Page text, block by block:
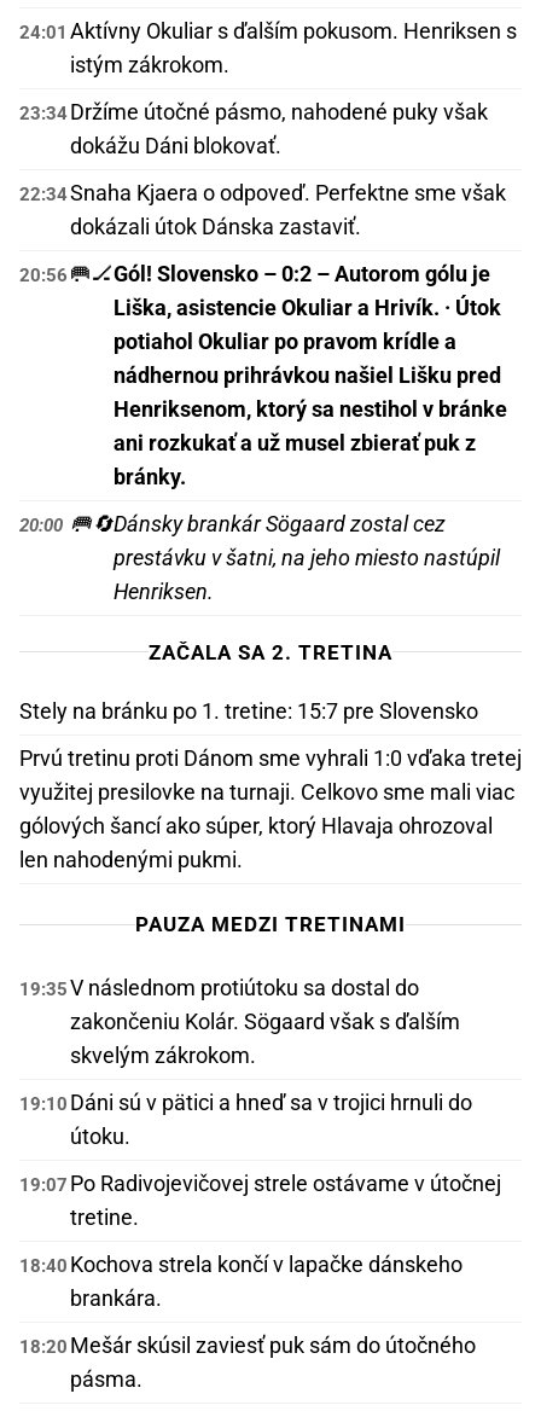
24:01 Aktívny Okuliar s ďalším pokusom. Henriksen s
istým zákrokom.
23:34Držíme útočné pásmo, nahodené puky však
dokážu Dáni blokovať.
22:34Snaha Kjaera o odpoveď. Perfektne sme však
dokázali útok Dánska zastaviť.
20:56 🥅🏒Gól! Slovensko – 0:2 – Autorom gólu je
Liška, asistencie Okuliar a Hrivík. · Útok
potiahol Okuliar po pravom krídle a
nádhernou prihrávkou našiel Lišku pred
Henriksenom, ktorý sa nestihol v bránke
ani rozkukať a už musel zbierať puk z
bránky.
20:00 🥅🔄Dánsky brankár Sögaard zostal cez
prestávku v šatni, na jeho miesto nastúpil
Henriksen.
ZAČALA SA 2. TRETINA
Stely na bránku po 1. tretine: 15:7 pre Slovensko
Prvú tretinu proti Dánom sme vyhrali 1:0 vďaka tretej
využitej presilovke na turnaji. Celkovo sme mali viac
gólových šancí ako súper, ktorý Hlavaja ohrozoval
len nahodenými pukmi.
PAUZA MEDZI TRETINAMI
19:35V následnom protiútoku sa dostal do
zakončeniu Kolár. Sögaard však s ďalším
skvelým zákrokom.
19:10 Dáni sú v pätici a hneď sa v trojici hrnuli do
útoku.
19:07 Po Radivojevičovej strele ostávame v útočnej
tretine.
18:40 Kochova strela končí v lapačke dánskeho
brankára.
18:20 Mešár skúsil zaviesť puk sám do útočného
pásma.